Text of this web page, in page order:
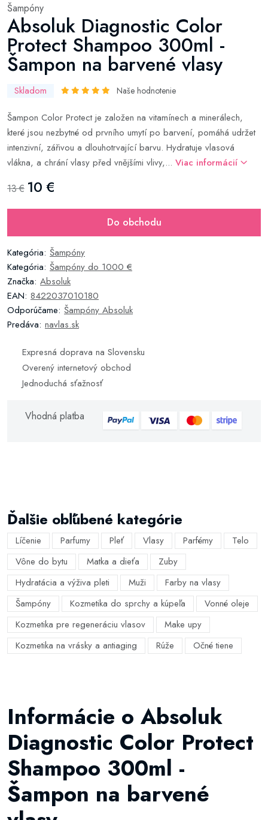
Šampóny
Absoluk Diagnostic Color
Protect Shampoo 300ml -
Šampon na barvené vlasy
Skladom Naše hodnotenie
Šampon Color Protect je založen na vitamínech a minerálech,
které jsou nezbytné od prvního umytí po barvení, pomáhá udržet
intenzivní, zářivou a dlouhotrvající barvu. Hydratuje vlasová
vlákna, a chrání vlasy před vnějšími vlivy,... Viac informácií
13 € 10 €
Do obchodu
Kategória: Šampóny
Kategória: Šampóny do 1000 €
Značka: Absoluk
EAN: 8422037010180
Odporúčame: Šampóny Absoluk
Predáva: navlas.sk
Expresná doprava na Slovensku
Overený internetový obchod
Jednoduchá sťažnosť
Vhodná platba
Ďalšie obľúbené kategórie
Líčenie Parfumy Pleť Vlasy Parfémy
Telo
Vône do bytu
Matka a dieťa
Zuby
Hydratácia a výživa pleti
Muži
Farby na vlasy
Šampóny
Kozmetika do sprchy a kúpeľa
Vonné oleje
Kozmetika pre regeneráciu vlasov
Make upy
Kozmetika na vrásky a antiaging
Rúže Očné tiene
Informácie o Absoluk
Diagnostic Color Protect
Shampoo 300ml -
Šampon na barvené